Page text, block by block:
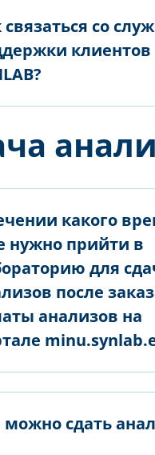
связаться со
клиентов
какого
нужно прийти в
для
после
анализов на
можно сдать